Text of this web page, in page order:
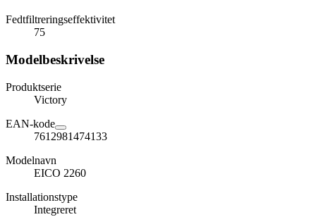
Fedtfiltreringseffektivitet
75
Modelbeskrivelse
Produktserie
Victory
EAN-kode
7612981474133
Modelnavn
EICO 2260
Installationstype
Integreret